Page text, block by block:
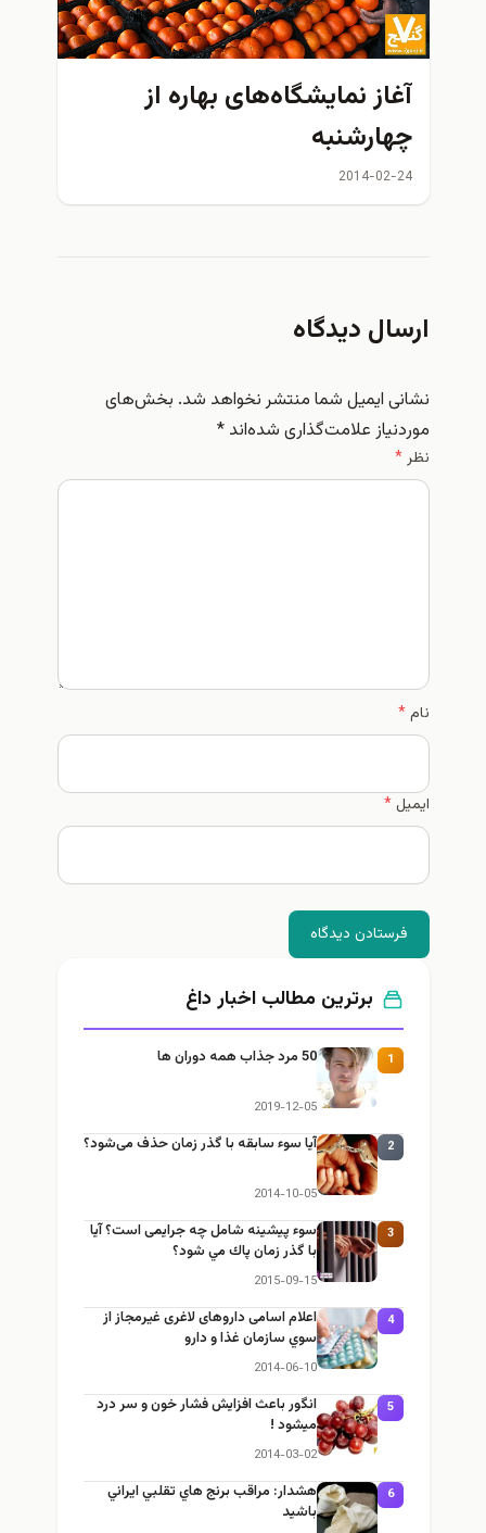
آغاز نمایشگاه‌های بهاره از
چهارشنبه
2014-02-24
ارسال دیدگاه
نشانی ایمیل شما منتشر نخواهد شد. بخش‌های
موردنیاز علامت‌گذاری شده‌اند*
نظر*
نام*
ایمیل*
فرستادن دیدگاه
برترین مطالب اخبار داغ
1 50 مرد جذاب همه دوران ها
2019-12-05
2 آیا سوء سابقه با گذر زمان حذف می‌شود؟
2014-10-05
3
سوء پيشينه شامل چه جرایمی است؟ آيا
با گذر زمان پاك مي شود؟
2015-09-15
4
اعلام اسامی داروهای لاغری غیرمجاز از
سوي سازمان غذا و دارو
2014-06-10
5
انگور باعث افزايش فشار خون و سر درد
ميشود !
2014-03-02
6
هشدار: مراقب برنج هاي تقلبي ايراني
باشيد